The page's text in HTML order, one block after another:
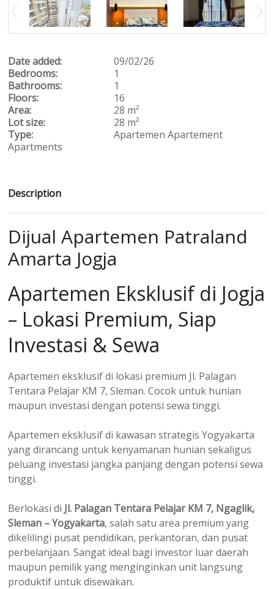
Date added:
09/02/26
Bedrooms:
1
Bathrooms:
1
Floors:
16
Area:
28 m²
Lot size:
28 m²
Type:
Apartemen Apartement
Apartments
Description
Dijual Apartemen Patraland
Amarta Jogja
Apartemen Eksklusif di Jogja
– Lokasi Premium, Siap
Investasi & Sewa
Apartemen eksklusif di lokasi premium Jl. Palagan
Tentara Pelajar KM 7, Sleman. Cocok untuk hunian
maupun investasi dengan potensi sewa tinggi.
Apartemen eksklusif di kawasan strategis Yogyakarta
yang dirancang untuk kenyamanan hunian sekaligus
peluang investasi jangka panjang dengan potensi sewa
tinggi.
Berlokasi di Jl. Palagan Tentara Pelajar KM 7, Ngaglik,
Sleman – Yogyakarta, salah satu area premium yang
dikelilingi pusat pendidikan, perkantoran, dan pusat
perbelanjaan. Sangat ideal bagi investor luar daerah
maupun pemilik yang menginginkan unit langsung
produktif untuk disewakan.